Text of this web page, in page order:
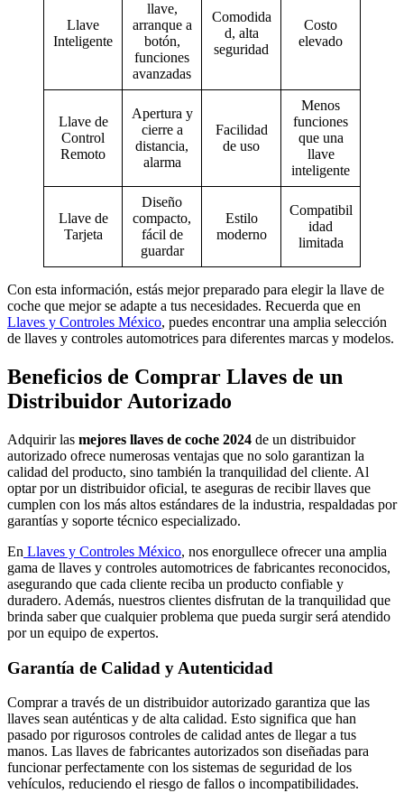
Llave
Inteligente
llave,
arranque a
botón,
funciones
avanzadas
Comodida
d, alta
seguridad
Costo
elevado
Llave de
Control
Remoto
Apertura y
cierre a
distancia,
alarma
Facilidad
de uso
Menos
funciones
que una
llave
inteligente
Llave de
Tarjeta
Diseño
compacto,
fácil de
guardar
Estilo
moderno
Compatibil
idad
limitada
Con esta información, estás mejor preparado para elegir la llave de
coche que mejor se adapte a tus necesidades. Recuerda que en
Llaves y Controles México, puedes encontrar una amplia selección
de llaves y controles automotrices para diferentes marcas y modelos.
Beneficios de Comprar Llaves de un
Distribuidor Autorizado
Adquirir las mejores llaves de coche 2024 de un distribuidor
autorizado ofrece numerosas ventajas que no solo garantizan la
calidad del producto, sino también la tranquilidad del cliente. Al
optar por un distribuidor oficial, te aseguras de recibir llaves que
cumplen con los más altos estándares de la industria, respaldadas por
garantías y soporte técnico especializado.
En Llaves y Controles México, nos enorgullece ofrecer una amplia
gama de llaves y controles automotrices de fabricantes reconocidos,
asegurando que cada cliente reciba un producto confiable y
duradero. Además, nuestros clientes disfrutan de la tranquilidad que
brinda saber que cualquier problema que pueda surgir será atendido
por un equipo de expertos.
Garantía de Calidad y Autenticidad
Comprar a través de un distribuidor autorizado garantiza que las
llaves sean auténticas y de alta calidad. Esto significa que han
pasado por rigurosos controles de calidad antes de llegar a tus
manos. Las llaves de fabricantes autorizados son diseñadas para
funcionar perfectamente con los sistemas de seguridad de los
vehículos, reduciendo el riesgo de fallos o incompatibilidades.